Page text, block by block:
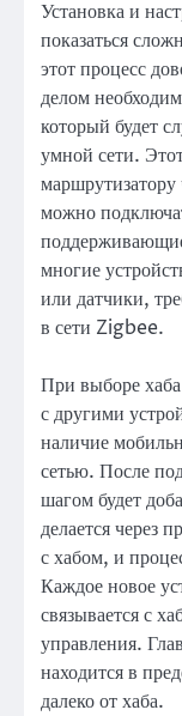
Установка и
показаться
этот процесс
делом
который будет
умной сети.
маршрутизатору
можно
многие
или датчики,
в сети Zigbee.
При выборе
с другими
наличие
сетью. После
шагом будет
делается через
с хабом, и
Каждое новое
связывается с
управления.
находится в
далеко от хаба.